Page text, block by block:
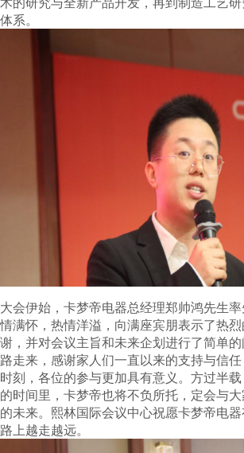
体系。
大会伊始，卡梦帝电器总经理郑帅鸿先生
情满怀，热情洋溢，向满座宾朋表示了热
谢，并对会议主旨和未来企划进行了简单
路走来，感谢家人们一直以来的支持与信
时刻，各位的参与更加具有意义。方过半
的时间里，卡梦帝也将不负所托，定会与
的未来。熙林国际会议中心祝愿卡梦帝电
路上越走越远。